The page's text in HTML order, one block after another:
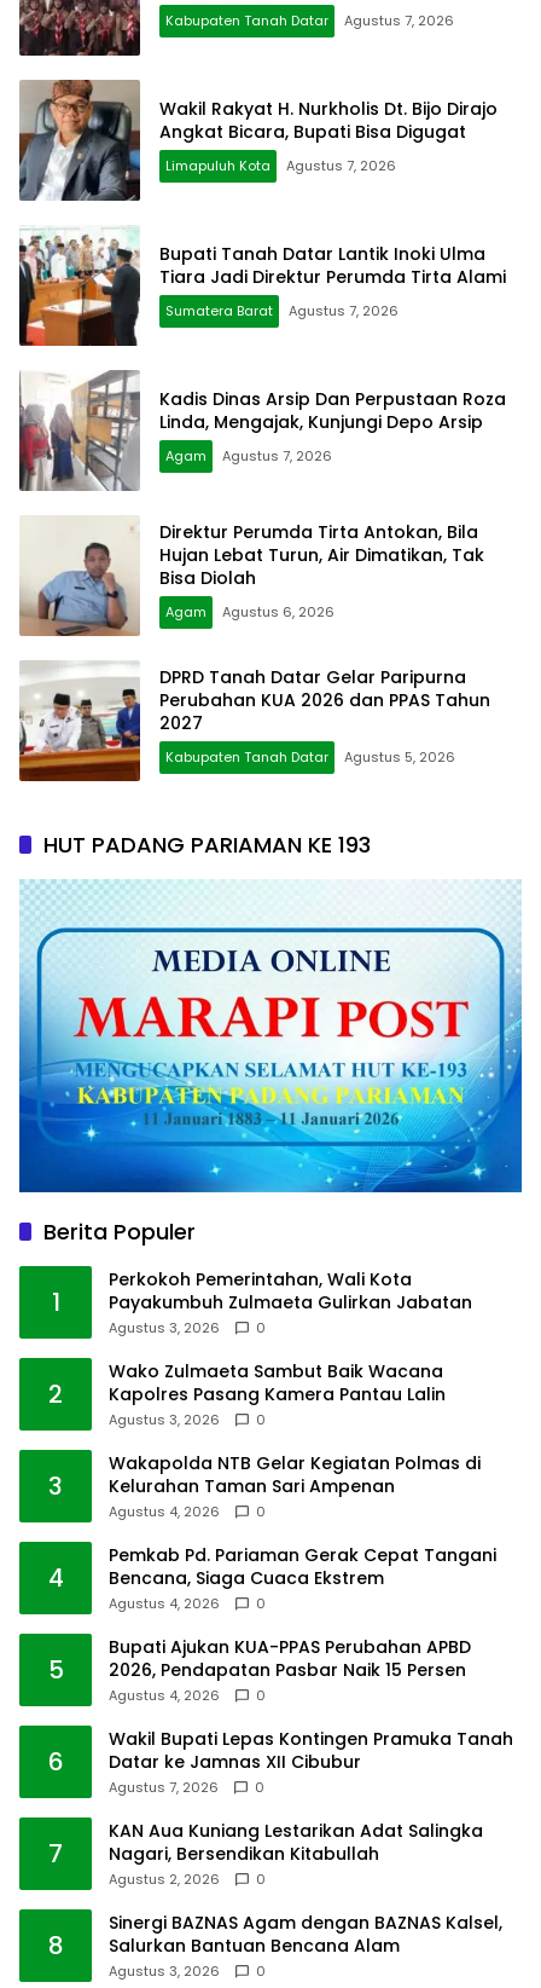
Kabupaten Tanah Datar Agustus 7, 2026
Wakil Rakyat H. Nurkholis Dt. Bijo Dirajo
Angkat Bicara, Bupati Bisa Digugat
Limapuluh Kota Agustus 7, 2026
Bupati Tanah Datar Lantik Inoki Ulma
Tiara Jadi Direktur Perumda Tirta Alami
Sumatera Barat Agustus 7, 2026
Kadis Dinas Arsip Dan Perpustaan Roza
Linda, Mengajak, Kunjungi Depo Arsip
Agam Agustus 7, 2026
Direktur Perumda Tirta Antokan, Bila
Hujan Lebat Turun, Air Dimatikan, Tak
Bisa Diolah
Agam Agustus 6, 2026
DPRD Tanah Datar Gelar Paripurna
Perubahan KUA 2026 dan PPAS Tahun
2027
Kabupaten Tanah Datar Agustus 5, 2026
HUT PADANG PARIAMAN KE 193
Berita Populer
1
Perkokoh Pemerintahan, Wali Kota
Payakumbuh Zulmaeta Gulirkan Jabatan
Agustus 3, 2026 0
2
Wako Zulmaeta Sambut Baik Wacana
Kapolres Pasang Kamera Pantau Lalin
Agustus 3, 2026 0
3
Wakapolda NTB Gelar Kegiatan Polmas di
Kelurahan Taman Sari Ampenan
Agustus 4, 2026 0
4
Pemkab Pd. Pariaman Gerak Cepat Tangani
Bencana, Siaga Cuaca Ekstrem
Agustus 4, 2026 0
5
Bupati Ajukan KUA-PPAS Perubahan APBD
2026, Pendapatan Pasbar Naik 15 Persen
Agustus 4, 2026 0
6
Wakil Bupati Lepas Kontingen Pramuka Tanah
Datar ke Jamnas XII Cibubur
Agustus 7, 2026 0
7
KAN Aua Kuniang Lestarikan Adat Salingka
Nagari, Bersendikan Kitabullah
Agustus 2, 2026 0
8
Sinergi BAZNAS Agam dengan BAZNAS Kalsel,
Salurkan Bantuan Bencana Alam
Agustus 3, 2026 0